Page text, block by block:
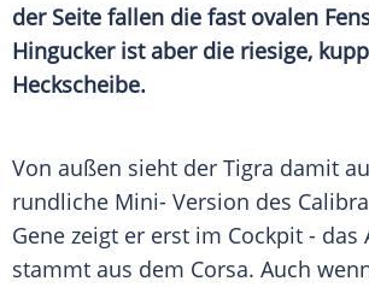
der Seite fallen die fast ovalen
Hingucker ist aber die riesige,
Heckscheibe.
Von außen sieht der Tigra damit
rundliche Mini- Version des Calibra
Gene zeigt er erst im Cockpit - das
stammt aus dem Corsa. Auch